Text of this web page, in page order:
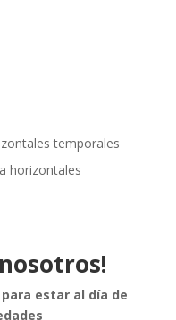
temporales
horizontales
estar al día de